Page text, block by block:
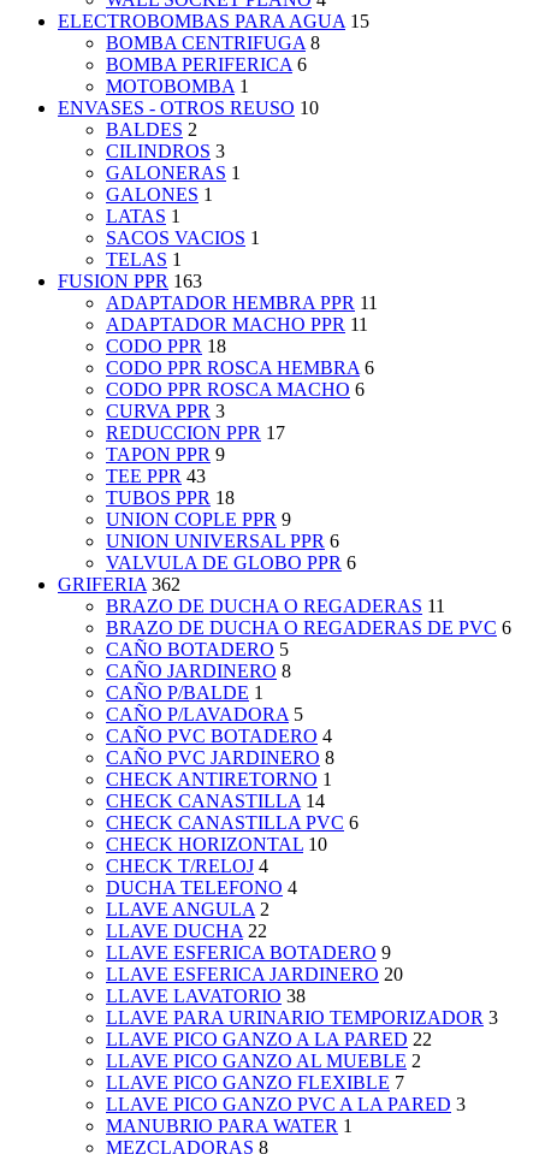
ELECTROBOMBAS PARA AGUA 15
BOMBA CENTRIFUGA 8
BOMBA PERIFERICA 6
MOTOBOMBA 1
ENVASES - OTROS REUSO 10
BALDES 2
CILINDROS 3
GALONERAS 1
GALONES 1
LATAS 1
SACOS VACIOS 1
TELAS 1
FUSION PPR 163
ADAPTADOR HEMBRA PPR 11
ADAPTADOR MACHO PPR 11
CODO PPR 18
CODO PPR ROSCA HEMBRA 6
CODO PPR ROSCA MACHO 6
CURVA PPR 3
REDUCCION PPR 17
TAPON PPR 9
TEE PPR 43
TUBOS PPR 18
UNION COPLE PPR 9
UNION UNIVERSAL PPR 6
VALVULA DE GLOBO PPR 6
GRIFERIA 362
BRAZO DE DUCHA O REGADERAS 11
BRAZO DE DUCHA O REGADERAS DE PVC 6
CAÑO BOTADERO 5
CAÑO JARDINERO 8
CAÑO P/BALDE 1
CAÑO P/LAVADORA 5
CAÑO PVC BOTADERO 4
CAÑO PVC JARDINERO 8
CHECK ANTIRETORNO 1
CHECK CANASTILLA 14
CHECK CANASTILLA PVC 6
CHECK HORIZONTAL 10
CHECK T/RELOJ 4
DUCHA TELEFONO 4
LLAVE ANGULA 2
LLAVE DUCHA 22
LLAVE ESFERICA BOTADERO 9
LLAVE ESFERICA JARDINERO 20
LLAVE LAVATORIO 38
LLAVE PARA URINARIO TEMPORIZADOR 3
LLAVE PICO GANZO A LA PARED 22
LLAVE PICO GANZO AL MUEBLE 2
LLAVE PICO GANZO FLEXIBLE 7
LLAVE PICO GANZO PVC A LA PARED 3
MANUBRIO PARA WATER 1
MEZCLADORAS 8